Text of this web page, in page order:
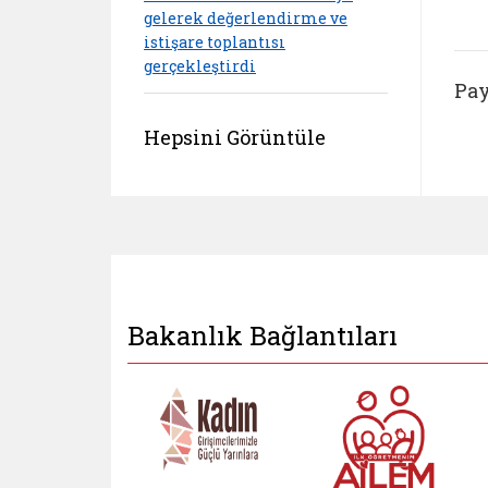
gelerek değerlendirme ve
istişare toplantısı
gerçekleştirdi
Hepsini Görüntüle
Bakanlık Bağlantıları